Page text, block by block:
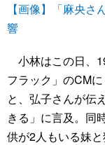
【画像】「麻央
響
小林はこの日、
フラック」のCM
と、弘子さんが伝
きる」に言及。同
供が2人もいる妹